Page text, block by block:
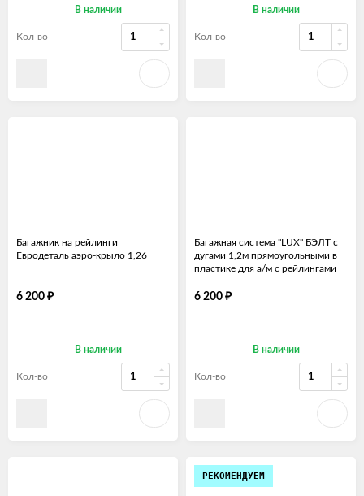
В наличии
Кол-во
В наличии
Кол-во
Багажник на рейлинги
Евродеталь аэро-крыло 1,26
6 200 ₽
В наличии
Кол-во
Багажная система "LUX" БЭЛТ с
дугами 1,2м прямоугольными в
пластике для а/м с рейлингами
6 200 ₽
В наличии
Кол-во
РЕКОМЕНДУЕМ